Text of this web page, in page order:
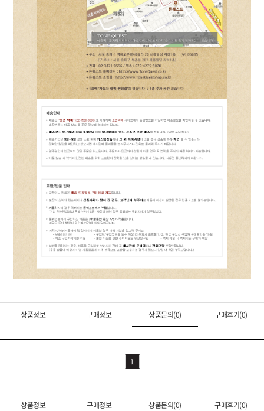
상품정보 구매정보 상품문의(0) 구매후기(0)
1
상품정보 구매정보 상품문의(0) 구매후기(0)